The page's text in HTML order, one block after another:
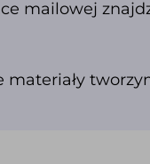
mailowej
materiały